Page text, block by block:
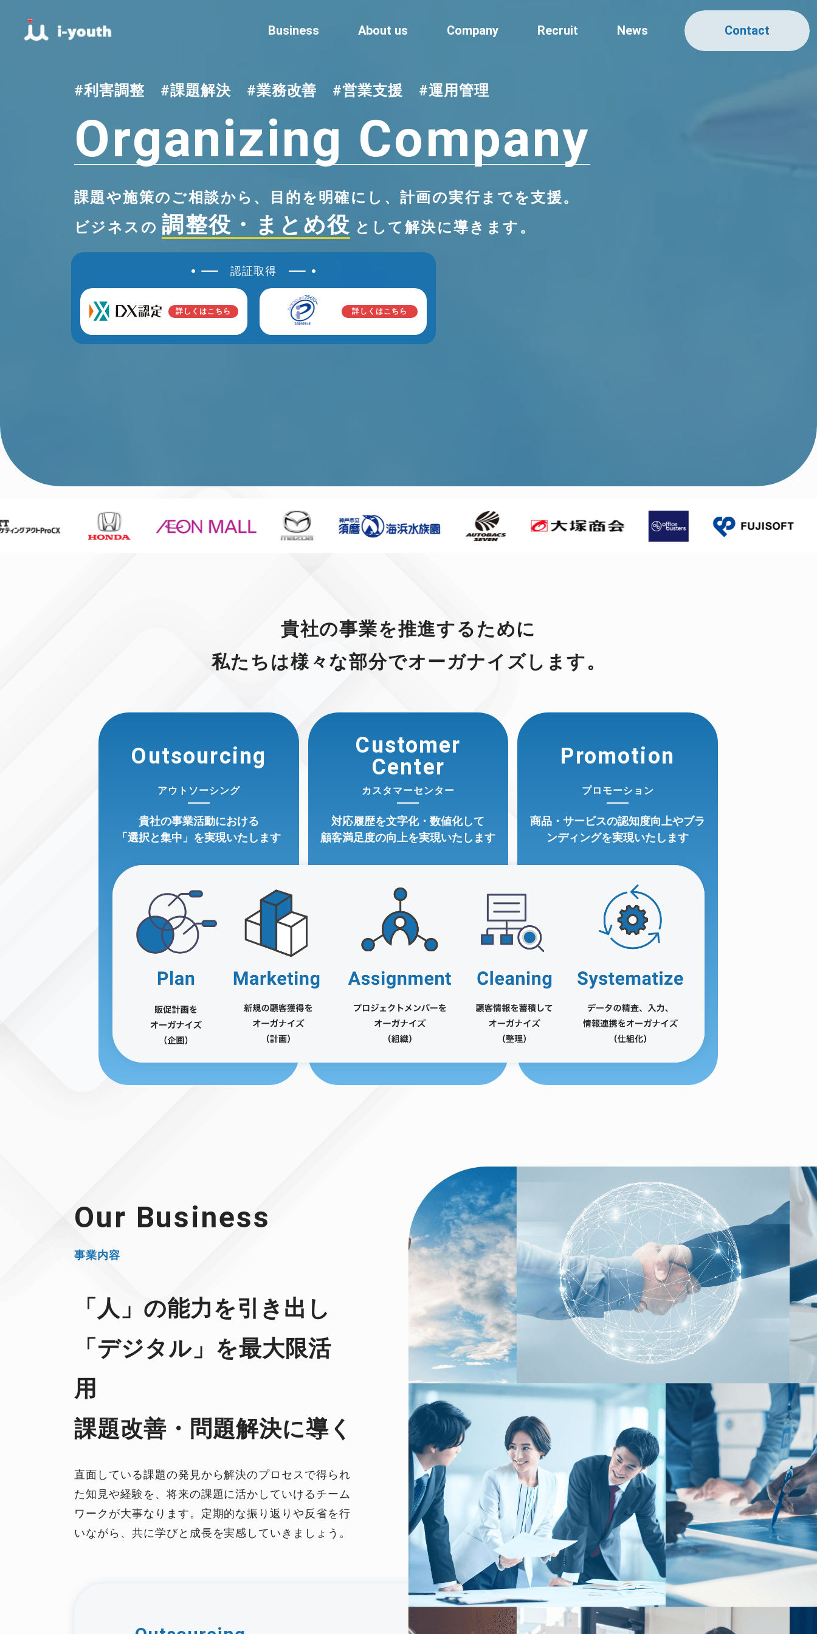
Business About us Company Recruit News Contact
#利害調整 #課題解決 #業務改善 #営業支援 #運用管理
Organizing Company
課題や施策のご相談から、目的を明確にし、計画の実行までを支援。
ビジネスの 調整役・まとめ役 として解決に導きます。
認証取得
詳しくはこちら 詳しくはこちら
貴社の事業を推進するために
私たちは様々な部分でオーガナイズします。
Outsourcing
アウトソーシング
貴社の事業活動における
「選択と集中」を実現いたします
Customer
Center
カスタマーセンター
対応履歴を文字化・数値化して
顧客満足度の向上を実現いたします
Promotion
プロモーション
商品・サービスの認知度向上やブラ
ンディングを実現いたします
Our Business
事業内容
「人」の能力を引き出し
「デジタル」を最大限活
用
課題改善・問題解決に導く
直面している課題の発見から解決のプロセスで得られ
た知見や経験を、将来の課題に活かしていけるチーム
ワークが大事なります。定期的な振り返りや反省を行
いながら、共に学びと成長を実感していきましょう。